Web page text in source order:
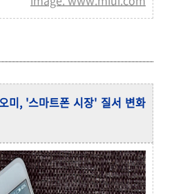
미, '스마트폰 시장' 질서 변화